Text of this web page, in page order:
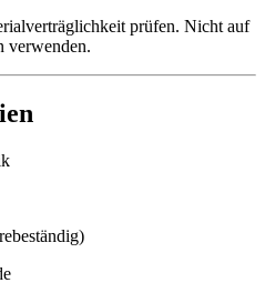
prüfen. Nicht auf
verwenden.